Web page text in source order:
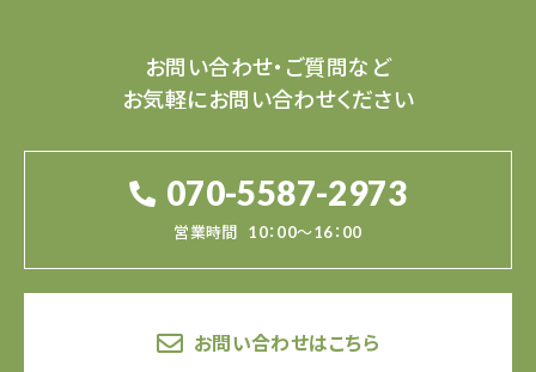
お問い合わせ・ご質問など
お気軽にお問い合わせください
070-5587-2973
営業時間 10：00～16：00
お問い合わせはこちら